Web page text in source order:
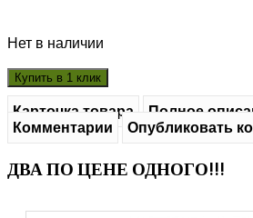
Нет в наличии
Карточка товара
Полное
Комментарии
Опубликовать
ДВА ПО ЦЕНЕ ОДНОГО!!!